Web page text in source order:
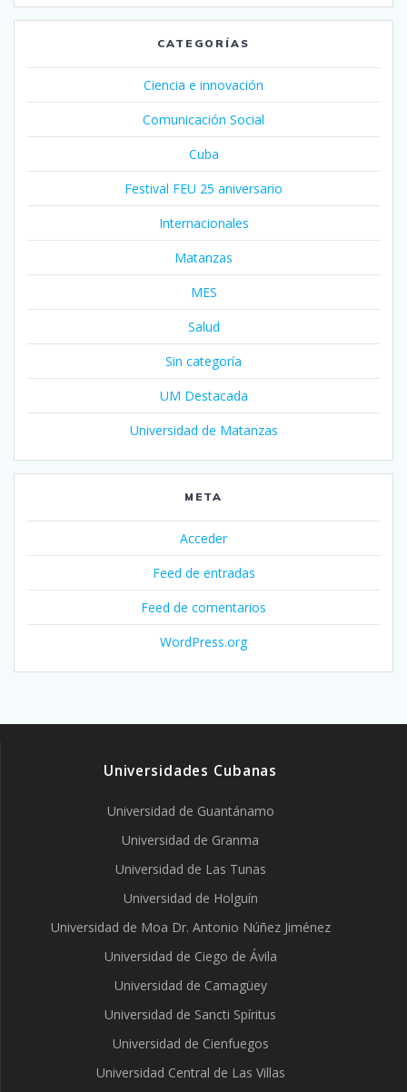
CATEGORÍAS
Ciencia e innovación
Comunicación Social
Cuba
Festival FEU 25 aniversario
Internacionales
Matanzas
MES
Salud
Sin categoría
UM Destacada
Universidad de Matanzas
META
Acceder
Feed de entradas
Feed de comentarios
WordPress.org
Universidades Cubanas
Universidad de Guantánamo
Universidad de Granma
Universidad de Las Tunas
Universidad de Holguín
Universidad de Moa Dr. Antonio Núñez Jiménez
Universidad de Ciego de Ávila
Universidad de Camagüey
Universidad de Sancti Spíritus
Universidad de Cienfuegos
Universidad Central de Las Villas